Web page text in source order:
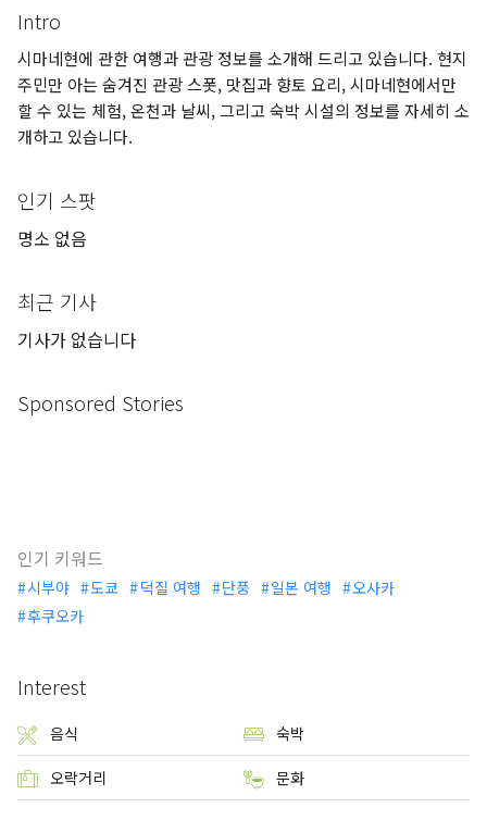
Intro
시마네현에 관한 여행과 관광 정보를 소개해 드리고 있습니다. 현지
주민만 아는 숨겨진 관광 스폿, 맛집과 향토 요리, 시마네현에서만
할 수 있는 체험, 온천과 날씨, 그리고 숙박 시설의 정보를 자세히 소
개하고 있습니다.
인기 스팟
명소 없음
최근 기사
기사가 없습니다
Sponsored Stories
인기 키워드
시부야 도쿄 덕질 여행 단풍 일본 여행
오사카
후쿠오카
Interest
음식 숙박
오락거리 문화